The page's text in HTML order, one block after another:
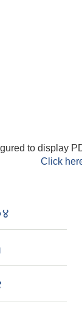
to display
Click